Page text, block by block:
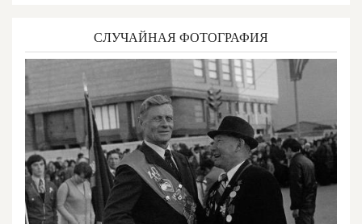
СЛУЧАЙНАЯ ФОТОГРАФИЯ